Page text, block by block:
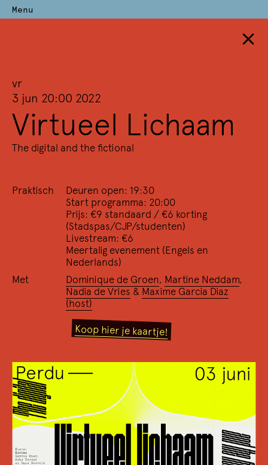
Menu
Archief
Terug naar overzicht
Alle trefwoorden (228) Alle deelnemers (2710)
2024 2023 2022 2021 2020
2006 2005 2004 2003 2002 2001
1995 1994 1993 1992 1991 1990
1986 1985 1984
2022
Het omgekeerde dichtersinter­view
I'm as hot as a rat in a wool sock
de recent verschenen vertalingen naar het
Nederlands: 'Eros, Bitterzoet' en 'Rood'.
×
vr
3 jun 20:00 2022
Virtueel Lichaam
The digital and the fictional
Praktisch
Deuren open: 19:30
Start programma: 20:00
Prijs: €9 standaard / €6 korting
(Stadspas/CJP/studenten)
Livestream: €6
Meertalig evenement (Engels en
Nederlands)
Met
Dominique de Groen, Martine Neddam,
Nadia de Vries&Maxime Garcia Diaz
(host)
Koop hier je kaartje!